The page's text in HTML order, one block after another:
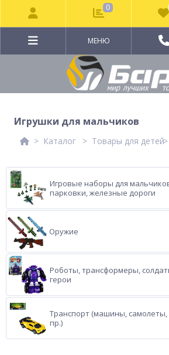
МЕНЮ
Игрушки для мальчиков
Каталог Товары для детей
Игровые наборы для
парковки, железные дороги
Оружие
Роботы, трансформеры,
герои
Транспорт (машины, самолеты,
пр.)
0